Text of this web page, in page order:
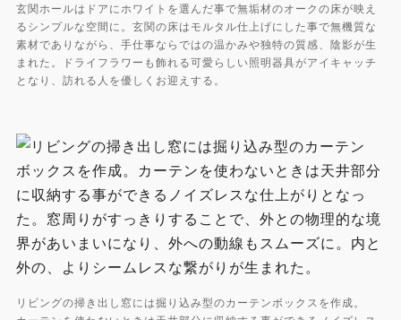
玄関ホールはドアにホワイトを選んだ事で無垢材のオークの床が映え
るシンプルな空間に。玄関の床はモルタル仕上げにした事で無機質な
素材でありながら、手仕事ならではの温かみや独特の質感、陰影が生
まれた。ドライフラワーも飾れる可愛らしい照明器具がアイキャッチ
となり、訪れる人を優しくお迎えする。
リビングの掃き出し窓には掘り込み型のカーテンボックスを作成。